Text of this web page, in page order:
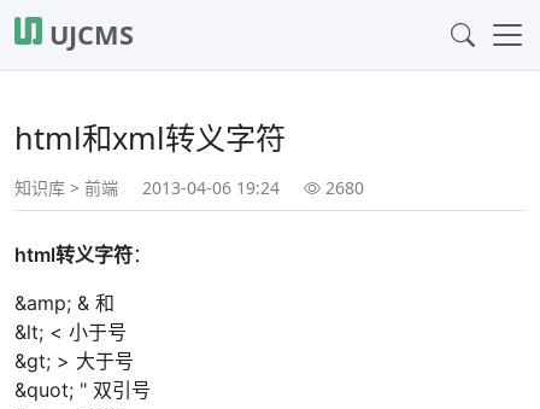
UJCMS
html和xml转义字符
知识库 > 前端 2013-04-06 19:24 2680
html转义字符：
&amp; & 和
&lt; < 小于号
&gt; > 大于号
&quot; " 双引号